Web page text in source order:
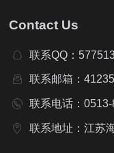
Contact Us
联系QQ：
联系邮箱：
联系电话：
联系地址：江苏